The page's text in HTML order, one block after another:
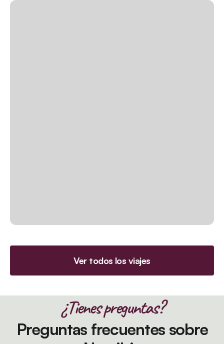
Ver todos los viajes
¿Tienes preguntas?
Preguntas frecuentes sobre